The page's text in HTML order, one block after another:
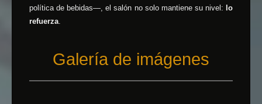
política de bebidas—, el salón no solo mantiene su nivel: lo
refuerza.
Galería de imágenes